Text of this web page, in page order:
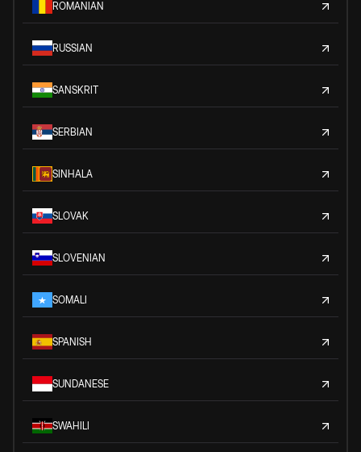
ROMANIAN
RUSSIAN
SANSKRIT
SERBIAN
SINHALA
SLOVAK
SLOVENIAN
SOMALI
SPANISH
SUNDANESE
SWAHILI